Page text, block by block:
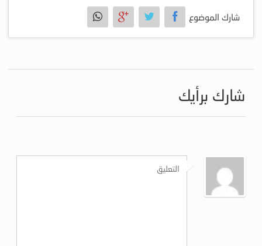
شارك الموضوع
شارك برأيك